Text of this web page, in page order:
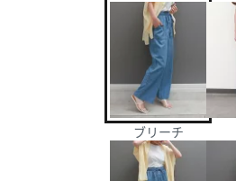
ブリーチ